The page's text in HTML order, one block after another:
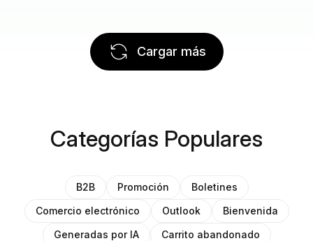
Cargar más
Categorías Populares
B2B Promoción
Boletines
Comercio electrónico
Outlook
Bienvenida
Generadas por IA
Carrito abandonado